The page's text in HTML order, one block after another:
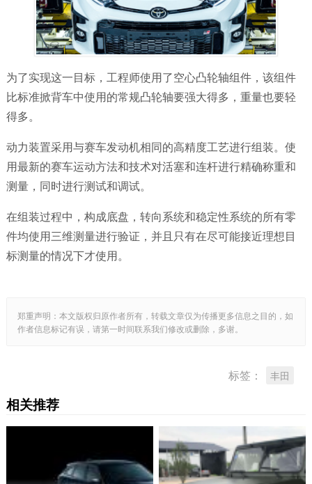
为了实现这一目标，工程师使用了空心凸轮轴组件，该组件
比标准掀背车中使用的常规凸轮轴要强大得多，重量也要轻
得多。
动力装置采用与赛车发动机相同的高精度工艺进行组装。使
用最新的赛车运动方法和技术对活塞和连杆进行精确称重和
测量，同时进行测试和调试。
在组装过程中，构成底盘，转向系统和稳定性系统的所有零
件均使用三维测量进行验证，并且只有在尽可能接近理想目
标测量的情况下才使用。
郑重声明：本文版权归原作者所有，转载文章仅为传播更多信息之目的，如
作者信息标记有误，请第一时间联系我们修改或删除，多谢。
标签： 丰田
相关推荐